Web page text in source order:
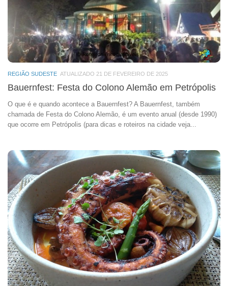
REGIÃO SUDESTE ATUALIZADO 21 DE FEVEREIRO DE 2025
Bauernfest: Festa do Colono Alemão em Petrópolis
O que é e quando acontece a Bauernfest? A Bauernfest, também
chamada de Festa do Colono Alemão, é um evento anual (desde 1990)
que ocorre em Petrópolis (para dicas e roteiros na cidade veja...